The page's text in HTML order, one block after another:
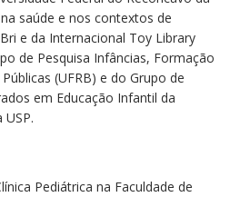
saúde e nos contextos de
e da Internacional Toy Library
de Pesquisa Infâncias, Formação
(UFRB) e do Grupo de
em Educação Infantil da
USP.
Pediátrica na Faculdade de